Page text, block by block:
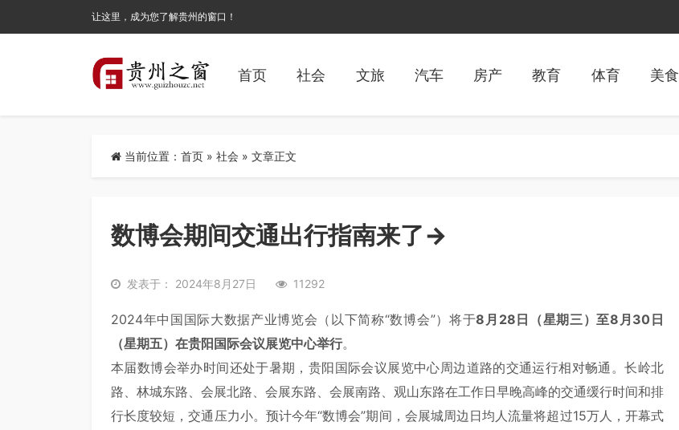
让这里，成为您了解贵州的窗口！
首页 社会 文旅 汽车 房产 教育 体育 美食
当前位置： 首页 » 社会 » 文章正文
数博会期间交通出行指南来了→
发表于： 2024年8月27日 11292
2024年中国国际大数据产业博览会（以下简称“数博会”）将于8月28日（星期三）至8月30日
（星期五）在贵阳国际会议展览中心举行。
本届数博会举办时间还处于暑期，贵阳国际会议展览中心周边道路的交通运行相对畅通。长岭北
路、林城东路、会展北路、会展东路、会展南路、观山东路在工作日早晚高峰的交通缓行时间和排
行长度较短，交通压力小。预计今年“数博会”期间，会展城周边日均人流量将超过15万人，开幕式